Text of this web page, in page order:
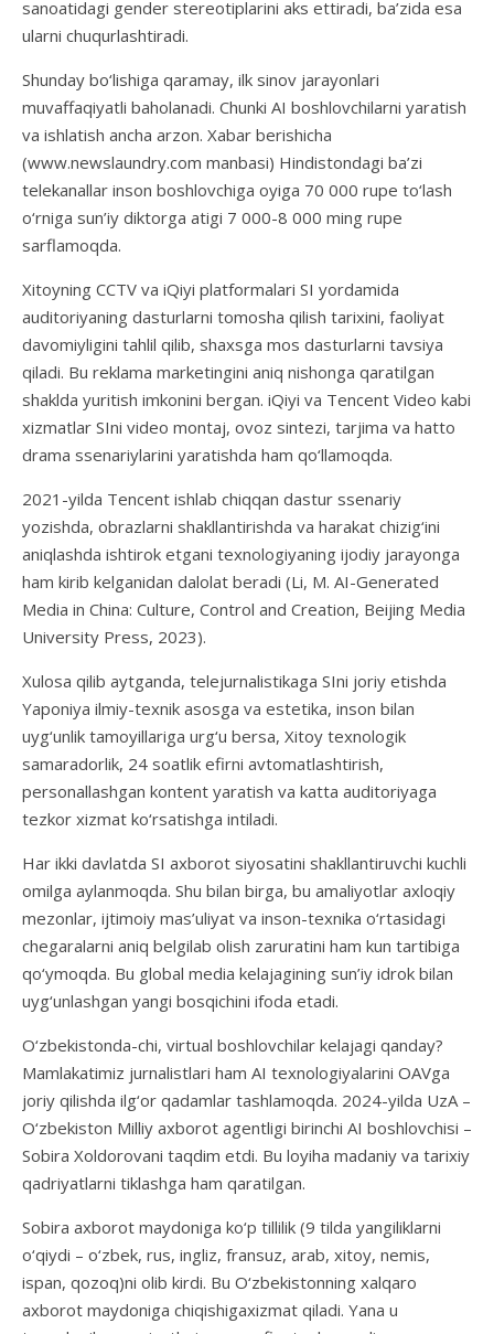
sanoatidagi gender stereotiplarini aks ettiradi, ba’zida esa
ularni chuqurlashtiradi.
Shunday bo‘lishiga qaramay, ilk sinov jarayonlari
muvaffaqiyatli baholanadi. Chunki AI boshlovchilarni yaratish
va ishlatish ancha arzon. Xabar berishicha
(www.newslaundry.com manbasi) Hindistondagi ba’zi
telekanallar inson boshlovchiga oyiga 70 000 rupe to‘lash
o‘rniga sun’iy diktorga atigi 7 000-8 000 ming rupe
sarflamoqda.
Xitoyning CCTV va iQiyi platformalari SI yordamida
auditoriyaning dasturlarni tomosha qilish tarixini, faoliyat
davomiyligini tahlil qilib, shaxsga mos dasturlarni tavsiya
qiladi. Bu reklama marketingini aniq nishonga qaratilgan
shaklda yuritish imkonini bergan. iQiyi va Tencent Video kabi
xizmatlar SIni video montaj, ovoz sintezi, tarjima va hatto
drama ssenariylarini yaratishda ham qo‘llamoqda.
2021-yilda Tencent ishlab chiqqan dastur ssenariy
yozishda, obrazlarni shakllantirishda va harakat chizig‘ini
aniqlashda ishtirok etgani texnologiyaning ijodiy jarayonga
ham kirib kelganidan dalolat beradi (Li, M. AI-Generated
Media in China: Culture, Control and Creation, Beijing Media
University Press, 2023).
Xulosa qilib aytganda, telejurnalistikaga SIni joriy etishda
Yaponiya ilmiy-texnik asosga va estetika, inson bilan
uyg‘unlik tamoyillariga urg‘u bersa, Xitoy texnologik
samaradorlik, 24 soatlik efirni avtomatlashtirish,
personallashgan kontent yaratish va katta auditoriyaga
tezkor xizmat ko‘rsatishga intiladi.
Har ikki davlatda SI axborot siyosatini shakllantiruvchi kuchli
omilga aylanmoqda. Shu bilan birga, bu amaliyotlar axloqiy
mezonlar, ijtimoiy mas’uliyat va inson-texnika o‘rtasidagi
chegaralarni aniq belgilab olish zaruratini ham kun tartibiga
qo‘ymoqda. Bu global media kelajagining sun’iy idrok bilan
uyg‘unlashgan yangi bosqichini ifoda etadi.
O‘zbekistonda-chi, virtual boshlovchilar kelajagi qanday?
Mamlakatimiz jurnalistlari ham AI texnologiyalarini OAVga
joriy qilishda ilg‘or qadamlar tashlamoqda. 2024-yilda UzA –
O‘zbekiston Milliy axborot agentligi birinchi AI boshlovchisi –
Sobira Xoldorovani taqdim etdi. Bu loyiha madaniy va tarixiy
qadriyatlarni tiklashga ham qaratilgan.
Sobira axborot maydoniga ko‘p tillilik (9 tilda yangiliklarni
o‘qiydi – o‘zbek, rus, ingliz, fransuz, arab, xitoy, nemis,
ispan, qozoq)ni olib kirdi. Bu O‘zbekistonning xalqaro
axborot maydoniga chiqishigaxizmat qiladi. Yana u